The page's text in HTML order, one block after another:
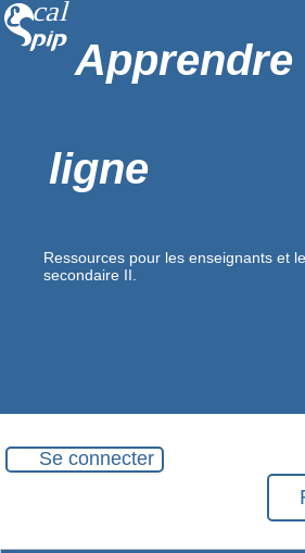
Apprendre
ligne
Ressources pour les enseignants et
secondaire II.
Se connecter